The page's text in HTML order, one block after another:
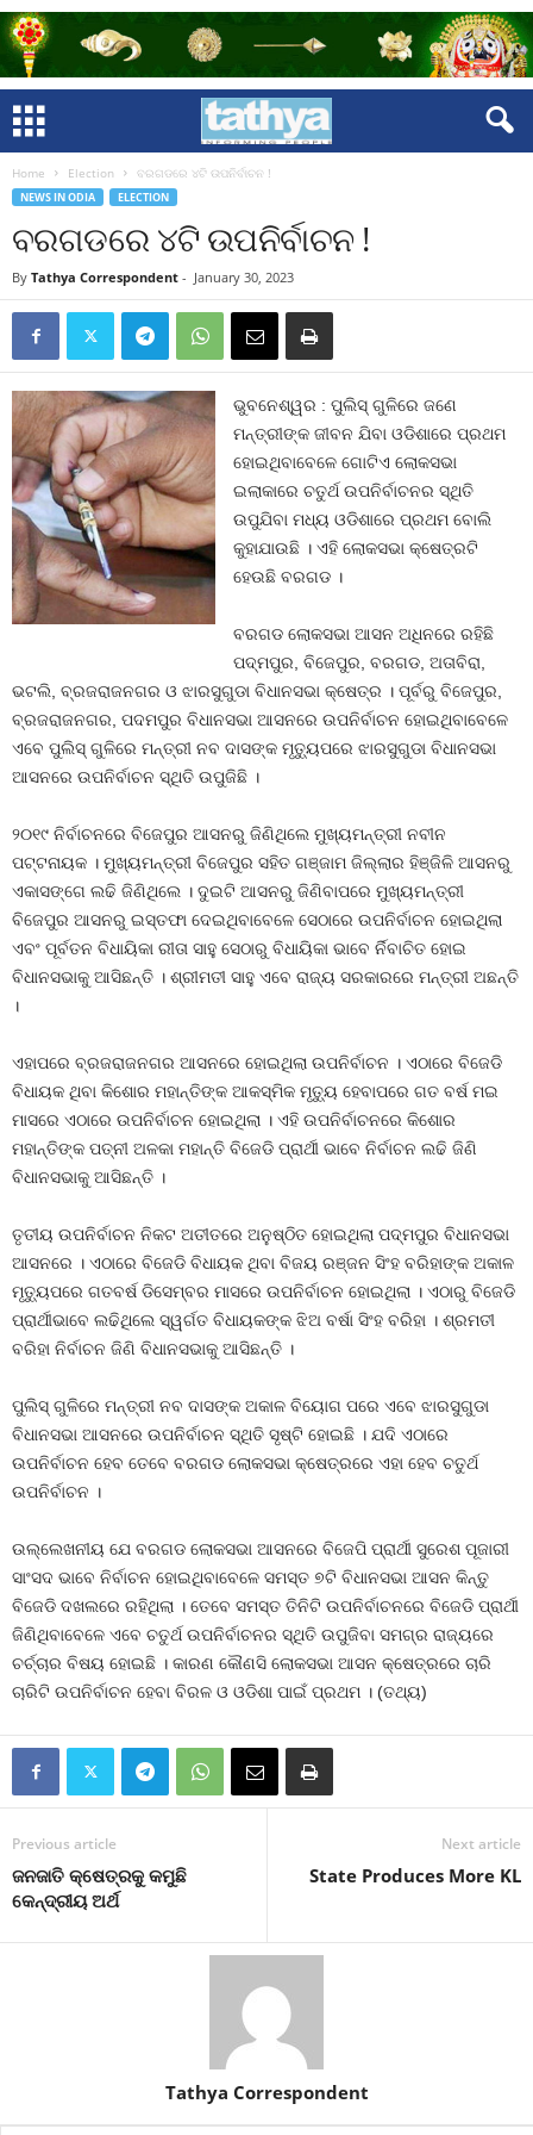
Home Election ବରଗଡରେ ୪ଟି ଉପନିର୍ବାଚନ !
NEWS IN ODIA ELECTION
ବରଗଡରେ ୪ଟି ଉପନିର୍ବାଚନ !
By Tathya Correspondent - January 30, 2023
ଭୁବନେଶ୍ୱର : ପୁଲିସ୍‍ ଗୁଳିରେ ଜଣେ
ମନ୍ତ୍ରୀଙ୍କ ଜୀବନ ଯିବା ଓଡିଶାରେ ପ୍ରଥମ
ହୋଇଥିବାବେଳେ ଗୋଟିଏ ଲୋକସଭା
ଇଲାକାରେ ଚତୁର୍ଥ ଉପନିର୍ବାଚନର ସ୍ଥିତି
ଉପୁଯିବା ମଧ୍ୟ ଓଡିଶାରେ ପ୍ରଥମ ବୋଲି
କୁହାଯାଉଛି । ଏହି ଲୋକସଭା କ୍ଷେତ୍ରଟି
ହେଉଛି ବରଗଡ ।
ବରଗଡ ଲୋକସଭା ଆସନ ଅଧିନରେ ରହିଛି
ପଦ୍ମପୁର, ବିଜେପୁର, ବରଗଡ, ଅତାବିରା,
ଭଟଲି, ବ୍ରଜରାଜନଗର ଓ ଝାରସୁଗୁଡା ବିଧାନସଭା କ୍ଷେତ୍ର । ପୂର୍ବରୁ ବିଜେପୁର,
ବ୍ରଜରାଜନଗର, ପଦମପୁର ବିଧାନସଭା ଆସନରେ ଉପନିର୍ବାଚନ ହୋଇଥିବାବେଳେ
ଏବେ ପୁଲିସ୍‍ ଗୁଳିରେ ମନ୍ତ୍ରୀ ନବ ଦାସଙ୍କ ମୃତ୍ୟୁପରେ ଝାରସୁଗୁଡା ବିଧାନସଭା
ଆସନରେ ଉପନିର୍ବାଚନ ସ୍ଥିତି ଉପୁଜିଛି ।
୨୦୧୯ ନିର୍ବାଚନରେ ବିଜେପୁର ଆସନରୁ ଜିଣିଥିଲେ ମୁଖ୍ୟମନ୍ତ୍ରୀ ନବୀନ
ପଟ୍ଟନାୟକ । ମୁଖ୍ୟମନ୍ତ୍ରୀ ବିଜେପୁର ସହିତ ଗଞ୍ଜାମ ଜିଲ୍ଲାର ହିଞ୍ଜିଳି ଆସନରୁ
ଏକାସଙ୍ଗେ ଲଢି ଜିଣିଥିଲେ । ଦୁଇଟି ଆସନରୁ ଜିଣିବାପରେ ମୁଖ୍ୟମନ୍ତ୍ରୀ
ବିଜେପୁର ଆସନରୁ ଇସ୍ତଫା ଦେଇଥିବାବେଳେ ସେଠାରେ ଉପନିର୍ବାଚନ ହୋଇଥିଲା
ଏବଂ ପୂର୍ବତନ ବିଧାୟିକା ରୀତା ସାହୁ ସେଠାରୁ ବିଧାୟିକା ଭାବେ ର୍ନିବାଚିତ ହୋଇ
ବିଧାନସଭାକୁ ଆସିଛନ୍ତି । ଶ୍ରୀମତୀ ସାହୁ ଏବେ ରାଜ୍ୟ ସରକାରରେ ମନ୍ତ୍ରୀ ଅଛନ୍ତି
।
ଏହାପରେ ବ୍ରଜରାଜନଗର ଆସନରେ ହୋଇଥିଲା ଉପନିର୍ବାଚନ । ଏଠାରେ ବିଜେଡି
ବିଧାୟକ ଥିବା କିଶୋର ମହାନ୍ତିଙ୍କ ଆକସ୍ମିକ ମୃତ୍ୟୁ ହେବାପରେ ଗତ ବର୍ଷ ମଇ
ମାସରେ ଏଠାରେ ଉପନିର୍ବାଚନ ହୋଇଥିଲା । ଏହି ଉପନିର୍ବାଚନରେ କିଶୋର
ମହାନ୍ତିଙ୍କ ପତ୍ନୀ ଅଳକା ମହାନ୍ତି ବିଜେଡି ପ୍ରାର୍ଥୀ ଭାବେ ନିର୍ବାଚନ ଲଢି ଜିଣି
ବିଧାନସଭାକୁ ଆସିଛନ୍ତି ।
ତୃତୀୟ ଉପନିର୍ବାଚନ ନିକଟ ଅତୀତରେ ଅନୁଷ୍ଠିତ ହୋଇଥିଲା ପଦ୍ମପୁର ବିଧାନସଭା
ଆସନରେ । ଏଠାରେ ବିଜେଡି ବିଧାୟକ ଥିବା ବିଜୟ ରଞ୍ଜନ ସିଂହ ବରିହାଙ୍କ ଅକାଳ
ମୃତ୍ୟୁପରେ ଗତବର୍ଷ ଡିସେମ୍ବର ମାସରେ ଉପନିର୍ବାଚନ ହୋଇଥିଲା । ଏଠାରୁ ବିଜେଡି
ପ୍ରାର୍ଥୀଭାବେ ଲଢିଥିଲେ ସ୍ୱର୍ଗତ ବିଧାୟକଙ୍କ ଝିଅ ବର୍ଷା ସିଂହ ବରିହା । ଶ୍ରମତୀ
ବରିହା ନିର୍ବାଚନ ଜିଣି ବିଧାନସଭାକୁ ଆସିଛନ୍ତି ।
ପୁଲିସ୍‍ ଗୁଳିରେ ମନ୍ତ୍ରୀ ନବ ଦାସଙ୍କ ଅକାଳ ବିୟୋଗ ପରେ ଏବେ ଝାରସୁଗୁଡା
ବିଧାନସଭା ଆସନରେ ଉପନିର୍ବାଚନ ସ୍ଥିତି ସୃଷ୍ଟି ହୋଇଛି । ଯଦି ଏଠାରେ
ଉପନିର୍ବାଚନ ହେବ ତେବେ ବରଗଡ ଲୋକସଭା କ୍ଷେତ୍ରରେ ଏହା ହେବ ଚତୁର୍ଥ
ଉପନିର୍ବାଚନ ।
ଉଲ୍ଲେଖନୀୟ ଯେ ବରଗଡ ଲୋକସଭା ଆସନରେ ବିଜେପି ପ୍ରାର୍ଥୀ ସୁରେଶ ପୂଜାରୀ
ସାଂସଦ ଭାବେ ନିର୍ବାଚନ ହୋଇଥିବାବେଳେ ସମସ୍ତ ୭ଟି ବିଧାନସଭା ଆସନ କିନ୍ତୁ
ବିଜେଡି ଦଖଲରେ ରହିଥିଲା । ତେବେ ସମସ୍ତ ତିନିଟି ଉପନିର୍ବାଚନରେ ବିଜେଡି ପ୍ରାର୍ଥୀ
ଜିଣିଥିବାବେଳେ ଏବେ ଚତୁର୍ଥ ଉପନିର୍ବାଚନର ସ୍ଥିତି ଉପୁଜିବା ସମଗ୍ର ରାଜ୍ୟରେ
ଚର୍ଚ୍ଚାର ବିଷୟ ହୋଇଛି । କାରଣ କୌଣସି ଲୋକସଭା ଆସନ କ୍ଷେତ୍ରରେ ଚାରି
ଚାରିଟି ଉପନିର୍ବାଚନ ହେବା ବିରଳ ଓ ଓଡିଶା ପାଇଁ ପ୍ରଥମ । (ତଥ୍ୟ)
Previous article
ଜନଜାତି କ୍ଷେତ୍ରକୁ କମୁଛି
କେନ୍ଦ୍ରୀୟ ଅର୍ଥ
Next article
State Produces More KL
Tathya Correspondent